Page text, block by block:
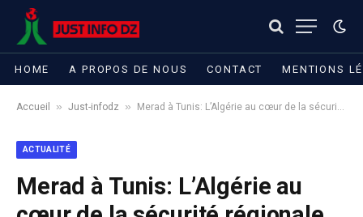
HOME A PROPOS DE NOUS CONTACT MENTIONS
Accueil » Just-infodz » Merad à Tunis: L’Algérie au cœur de la sécurité régionale
ACTUALITÉ
Merad à Tunis: L’Algérie au